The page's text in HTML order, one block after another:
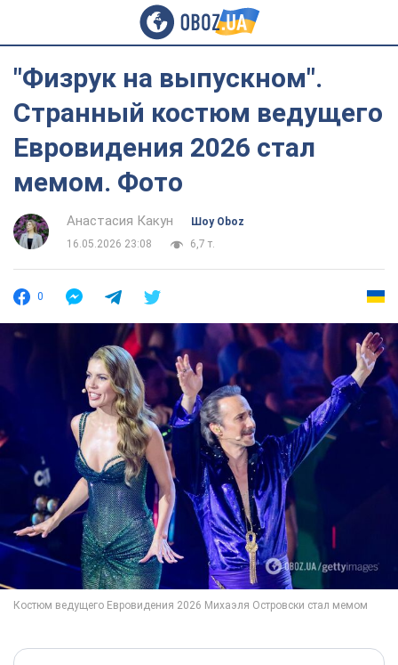
"Физрук на выпускном".
Странный костюм ведущего
Евровидения 2026 стал
мемом. Фото
Анастасия Какун
Шоу Oboz
16.05.2026 23:08
6,7 т.
0